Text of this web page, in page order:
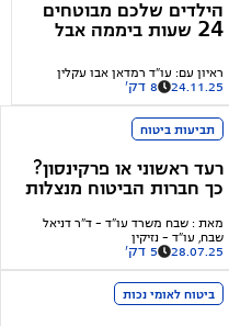
הילדים שלכם מבוטחים
24 שעות ביממה אבל
על כך
ראיון עם: עו"ד רמדאן אבו עקלין
24.11.25 8 דק'
תביעות ביטוח
רעד ראשוני או פרקינסון?
כך חברות הביטוח מנצלות
את תביעתכם
מאת : שבח משרד עו"ד - ד"ר דניאל
שבח, עו"ד - נזיקין
28.07.25 5 דק'
ביטוח לאומי נכות